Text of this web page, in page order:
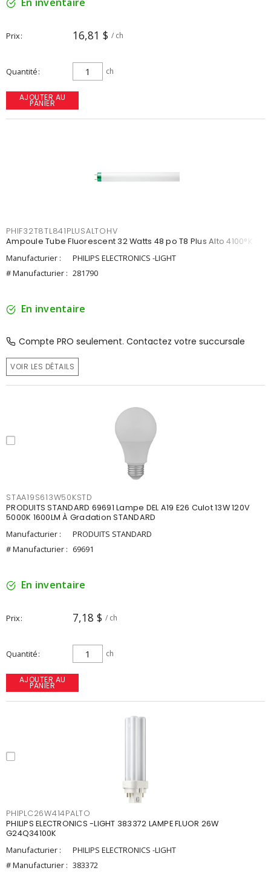
Prix 16,81 $ / ch
Quantité ch
AJOUTER AU
PANIER
PHIF32T8TL841PLUSALTOHV
Ampoule Tube Fluorescent 32 Watts 48 po T8 Plus Alto 4100°K
Manufacturier :
PHILIPS ELECTRONICS -LIGHT
# Manufacturier : 281790
En inventaire
Compte PRO seulement. Contactez votre succursale
VOIR LES DÉTAILS
STAA19S613W50KSTD
PRODUITS STANDARD 69691 Lampe DEL A19 E26 Culot 13W 120V
5000K 1600LM À Gradation STANDARD
Manufacturier :
PRODUITS STANDARD
# Manufacturier : 69691
En inventaire
Prix 7,18 $ / ch
Quantité ch
AJOUTER AU
PANIER
PHIPLC26W414PALTO
PHILIPS ELECTRONICS -LIGHT 383372 LAMPE FLUOR 26W
G24Q34100K
Manufacturier :
PHILIPS ELECTRONICS -LIGHT
# Manufacturier : 383372